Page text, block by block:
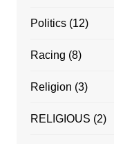
Politics(12)
Racing (8)
Religion (3)
RELIGIOUS (2)